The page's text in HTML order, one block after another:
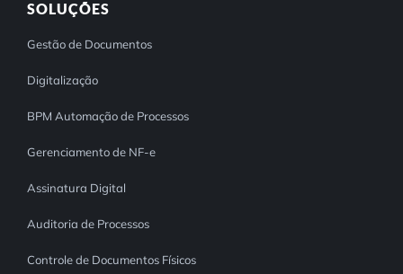
SOLUÇÕES
Gestão de Documentos
Digitalização
BPM Automação de Processos
Gerenciamento de NF-e
Assinatura Digital
Auditoria de Processos
Controle de Documentos Físicos